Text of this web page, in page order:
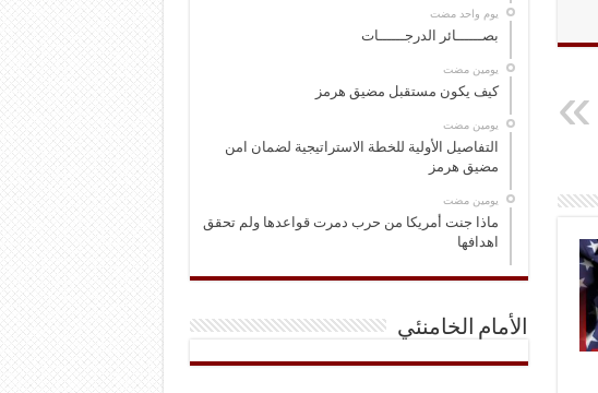
‏يوم واحد مضت
بصــــــائر الدرجــــــات
‏يومين مضت
كيف يكون مستقبل مضيق هرمز
‏يومين مضت
التفاصيل الأولية للخطة الاستراتيجية لضمان امن
مضيق هرمز
‏يومين مضت
ماذا جنت أمريكا من حرب دمرت قواعدها ولم تحقق
اهدافها
الأمام الخامنئي